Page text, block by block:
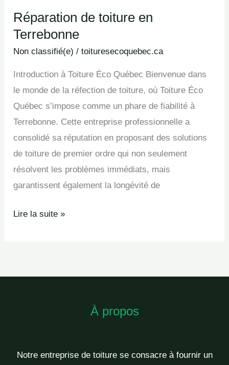
Réparation de toiture en
Terrebonne
Non classifié(e) /toituresecoquebec.ca
Introduction à Toiture Éco Québec Bienvenue dans
le monde de la réfection de toiture, où Toiture Éco
Québec s’impose comme un phare de fiabilité à
Terrebonne. Cette entreprise professionnelle a
consolidé sa réputation en proposant des solutions
de toiture de premier ordre qui non seulement
résolvent les problèmes immédiats, mais
garantissent également la longévité de
Réparation
de
toiture
Terrebonne
Lire la suite »
À propos
Notre entreprise de toiture se consacre à fournir un